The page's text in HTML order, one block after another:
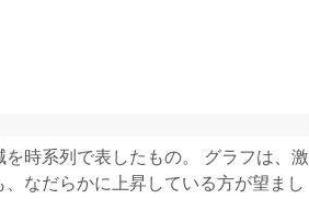
時系列で表したもの。 グラフは、激
なだらかに上昇している方が望まし